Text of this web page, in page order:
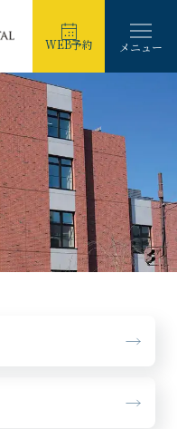
WEB予約 メニュー